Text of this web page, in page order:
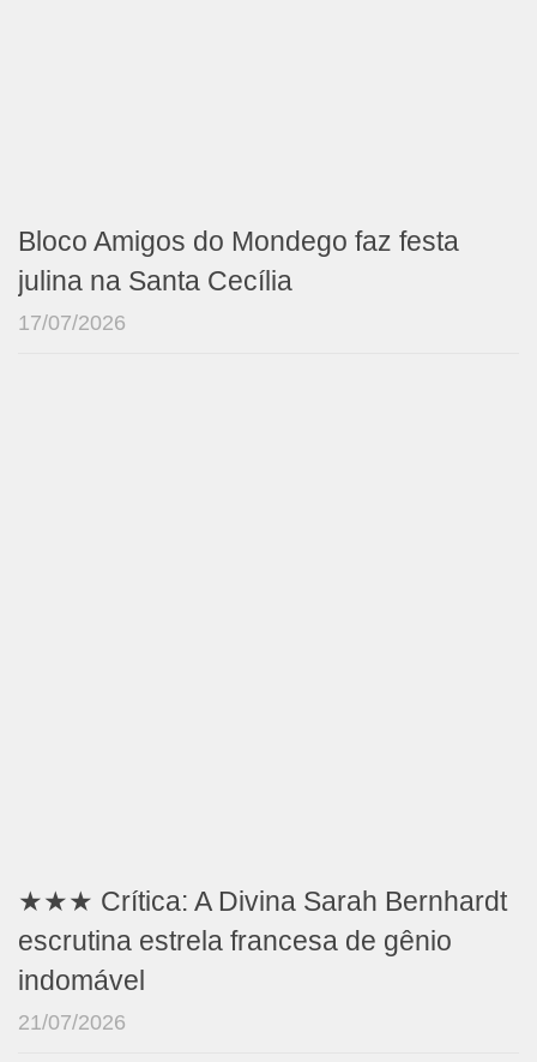
Bloco Amigos do Mondego faz festa
julina na Santa Cecília
17/07/2026
★★★ Crítica: A Divina Sarah Bernhardt
escrutina estrela francesa de gênio
indomável
21/07/2026